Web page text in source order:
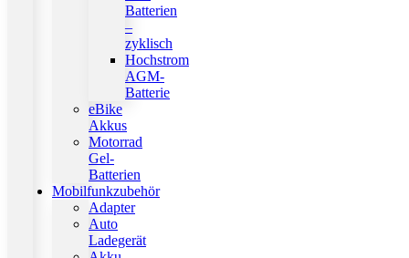
Batterien
–
zyklisch
Hochstrom
AGM-
Batterie
eBike
Akkus
Motorrad
Gel-
Batterien
Mobilfunkzubehör
Adapter
Auto
Ladegerät